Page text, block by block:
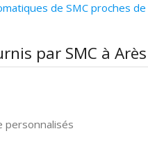
de SMC proches de
par SMC à Arès
personnalisés